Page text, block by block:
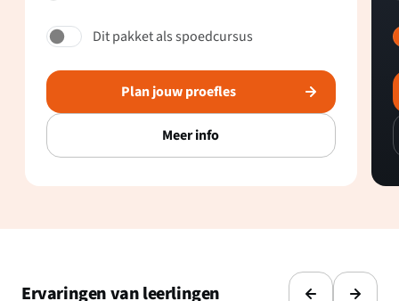
Dit pakket als spoedcursus
Plan jouw proefles
Meer info
Ervaringen van leerlingen